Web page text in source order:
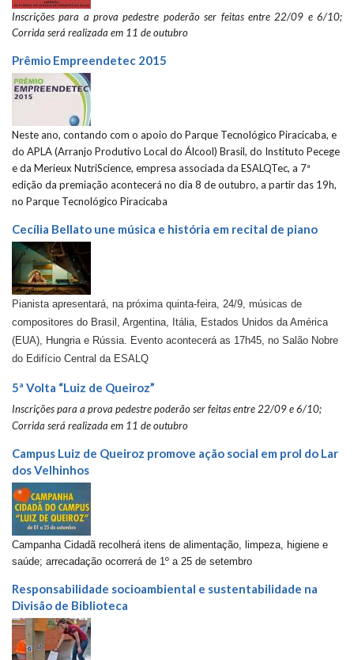
Inscrições para a prova pedestre poderão ser feitas entre 22/09 e 6/10;
Corrida será realizada em 11 de outubro
Prêmio Empreendetec 2015
Neste ano, contando com o apoio do Parque Tecnológico Piracicaba, e
do APLA (Arranjo Produtivo Local do Álcool) Brasil, do Instituto Pecege
e da Merieux NutriScience, empresa associada da ESALQTec, a 7ª
edição da premiação acontecerá no dia 8 de outubro, a partir das 19h,
no Parque Tecnológico Piracicaba
Cecília Bellato une música e história em recital de piano
Pianista apresentará, na próxima quinta-feira, 24/9, músicas de
compositores do Brasil, Argentina, Itália, Estados Unidos da América
(EUA), Hungria e Rússia. Evento acontecerá as 17h45, no Salão Nobre
do Edifício Central da ESALQ
5ª Volta “Luiz de Queiroz”
Inscrições para a prova pedestre poderão ser feitas entre 22/09 e 6/10;
Corrida será realizada em 11 de outubro
Campus Luiz de Queiroz promove ação social em prol do Lar
dos Velhinhos
Campanha Cidadã recolherá itens de alimentação, limpeza, higiene e
saúde; arrecadação ocorrerá de 1º a 25 de setembro
Responsabilidade socioambiental e sustentabilidade na
Divisão de Biblioteca